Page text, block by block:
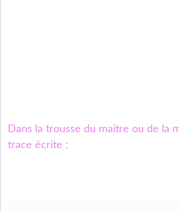
Dans la trousse du maitre ou de la
trace écrite :